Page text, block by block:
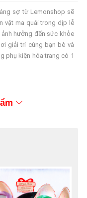
sợ từ Lemonshop sẽ
vật ma quái trong dịp lễ
hưởng đến sức khỏe
giải trí cùng bạn bè và
phụ kiện hóa trang có 1